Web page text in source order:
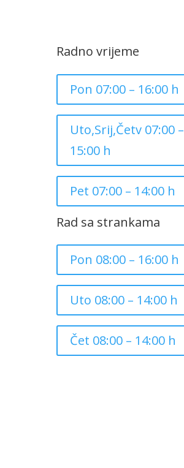
Radno vrijeme
Pon 07:00 – 16:00 h
Uto,Srij,Četv 07:00 –
15:00 h
Pet 07:00 – 14:00 h
Rad sa strankama
Pon 08:00 – 16:00 h
Uto 08:00 – 14:00 h
Čet 08:00 – 14:00 h